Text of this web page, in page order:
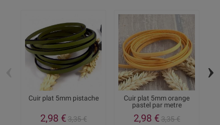
Cuir plat 5mm pistache
2,98 €3,35 €
Cuir plat 5mm orange
pastel par metre
2,98 €3,35 €
›